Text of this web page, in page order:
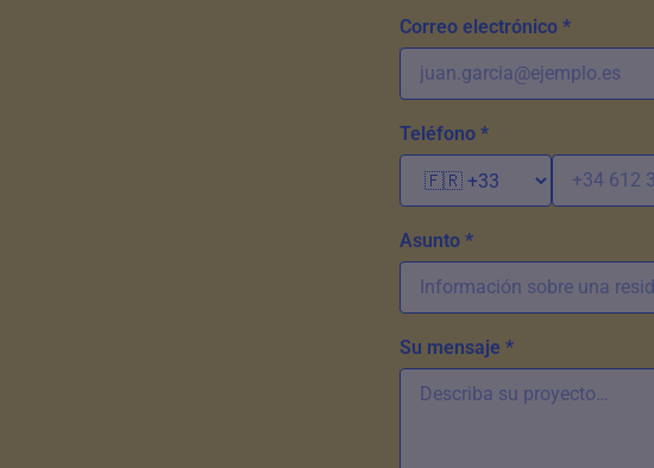
Correo electrónico *
Teléfono *
Asunto *
Su mensaje *